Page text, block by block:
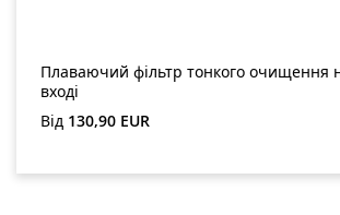
Плаваючий фільтр тонкого очищення
вході
Звичайна ціна:
Від 130,90 EUR